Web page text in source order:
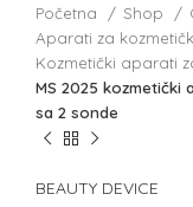
Početna Shop
Aparati za
Kozmetički aparati
MS 2025 kozmetički
sa 2 sonde
BEAUTY DEVICE